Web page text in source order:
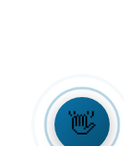
👋